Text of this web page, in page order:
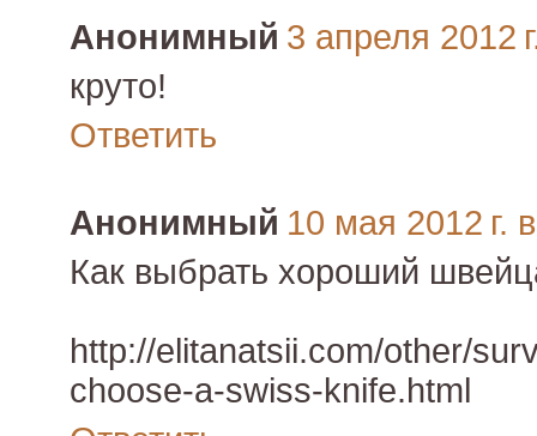
Анонимный 3 апреля 2012
круто!
Ответить
Анонимный 10 мая 2012 г.
Как выбрать хороший
http://elitanatsii.com/other/
choose-a-swiss-knife.html